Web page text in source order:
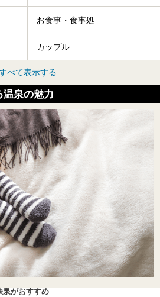
お食事・食事処
カップル
べて表示する
温泉の魅力
泉がおすすめ